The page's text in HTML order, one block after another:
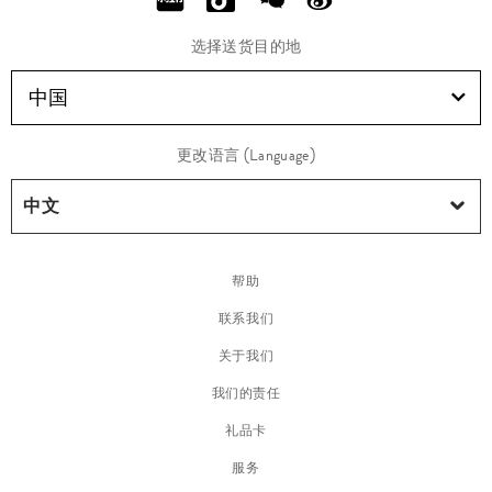
选择送货目的地
中国
更改语言 (Language)
帮助
联系我们
关于我们
我们的责任
礼品卡
服务